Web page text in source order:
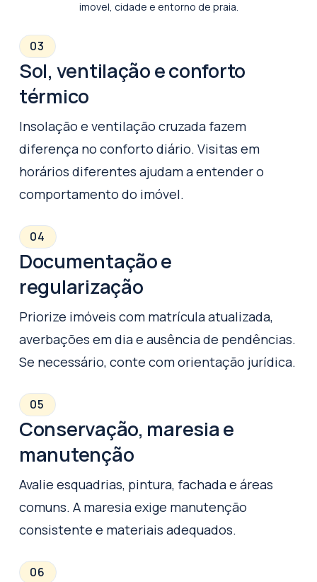
imovel, cidade e entorno de praia.
03
Sol, ventilação e conforto
térmico
Insolação e ventilação cruzada fazem
diferença no conforto diário. Visitas em
horários diferentes ajudam a entender o
comportamento do imóvel.
04
Documentação e
regularização
Priorize imóveis com matrícula atualizada,
averbações em dia e ausência de pendências.
Se necessário, conte com orientação jurídica.
05
Conservação, maresia e
manutenção
Avalie esquadrias, pintura, fachada e áreas
comuns. A maresia exige manutenção
consistente e materiais adequados.
06